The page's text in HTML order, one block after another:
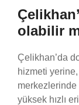
olabilir
Çelikhan’da
hizmeti
yüksek hızlı